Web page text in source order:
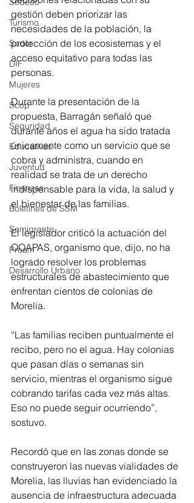
Turismo
Sader
DIF
Mujeres
Scop
Seguridad
Educativas
Juventud
Finanzas
Boletines de SSM
Semigrante
Proam
Desarrollo Urbano
gestión deben priorizar las
necesidades de la población, la
protección de los ecosistemas y el
acceso equitativo para todas las
personas.
Durante la presentación de la
propuesta, Barragán señaló que
durante años el agua ha sido tratada
únicamente como un servicio que se
cobra y administra, cuando en
realidad se trata de un derecho
indispensable para la vida, la salud y
el bienestar de las familias.
El legislador criticó la actuación del
OOAPAS, organismo que, dijo, no ha
logrado resolver los problemas
estructurales de abastecimiento que
enfrentan cientos de colonias de
Morelia.
“Las familias reciben puntualmente el
recibo, pero no el agua. Hay colonias
que pasan días o semanas sin
servicio, mientras el organismo sigue
cobrando tarifas cada vez más altas.
Eso no puede seguir ocurriendo”,
sostuvo.
Recordó que en las zonas donde se
construyeron las nuevas vialidades de
Morelia, las lluvias han evidenciado la
ausencia de infraestructura adecuada